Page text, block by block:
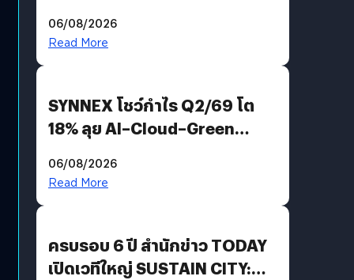
AGI
06/08/2026
Read More
SYNNEX โชว์กำไร Q2/69 โต
18% ลุย AI–Cloud–Green
Revenue เร่งเครื่อง New
06/08/2026
Read More
ครบรอบ 6 ปี สำนักข่าว TODAY
เปิดเวทีใหญ่ SUSTAIN CITY: